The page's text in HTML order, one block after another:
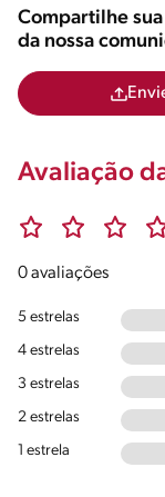
Compartilhe
da nossa
Avaliação
0 avaliações
5 estrelas
4 estrelas
3 estrelas
2 estrelas
1 estrela